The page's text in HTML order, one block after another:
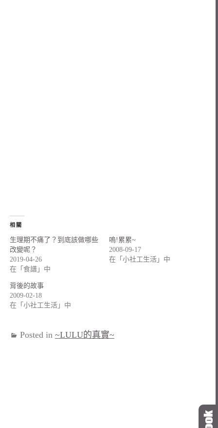
相關
生理期不痛了？到底該做哪些
改變呢？
2019-04-26
在「食譜」中
嗚!累累~
2008-09-17
在「小社工生活」中
背後的故事
2009-02-18
在「小社工生活」中
Posted in ~LULU的真實~